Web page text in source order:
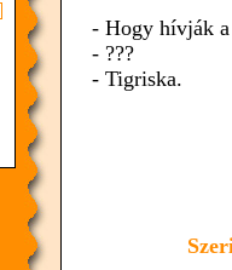
- Hogy hívják a
- ???
- Tigriska.